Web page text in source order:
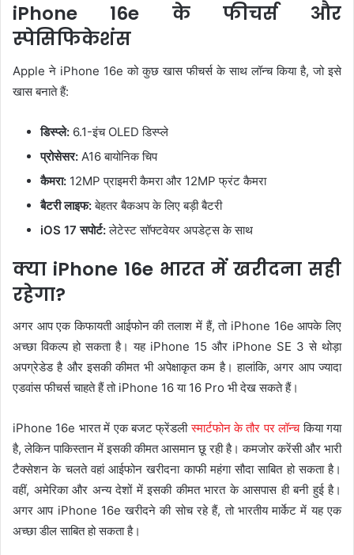
iPhone 16e के फीचर्स और
स्पेसिफिकेशंस
Apple ने iPhone 16e को कुछ खास फीचर्स के साथ लॉन्च किया है, जो इसे
खास बनाते हैं:
डिस्प्ले: 6.1-इंच OLED डिस्प्ले
प्रोसेसर: A16 बायोनिक चिप
कैमरा: 12MP प्राइमरी कैमरा और 12MP फ्रंट कैमरा
बैटरी लाइफ:बेहतर बैकअप के लिए बड़ी बैटरी
iOS 17 सपोर्ट:लेटेस्ट सॉफ्टवेयर अपडेट्स के साथ
क्या iPhone 16e भारत में खरीदना सही
रहेगा?
अगर आप एक किफायती आईफोन की तलाश में हैं, तो iPhone 16e आपके लिए
अच्छा विकल्प हो सकता है। यह iPhone 15 और iPhone SE 3 से थोड़ा
अपग्रेडेड है और इसकी कीमत भी अपेक्षाकृत कम है। हालांकि, अगर आप ज्यादा
एडवांस फीचर्स चाहते हैं तो iPhone 16 या 16 Pro भी देख सकते हैं।
iPhone 16e भारत में एक बजट फ्रेंडलीस्मार्टफोन के तौर पर लॉन्चकिया गया
है, लेकिन पाकिस्तान में इसकी कीमत आसमान छू रही है। कमजोर करेंसी और भारी
टैक्सेशन के चलते वहां आईफोन खरीदना काफी महंगा सौदा साबित हो सकता है।
वहीं, अमेरिका और अन्य देशों में इसकी कीमत भारत के आसपास ही बनी हुई है।
अगर आप iPhone 16e खरीदने की सोच रहे हैं, तो भारतीय मार्केट में यह एक
अच्छा डील साबित हो सकता है।